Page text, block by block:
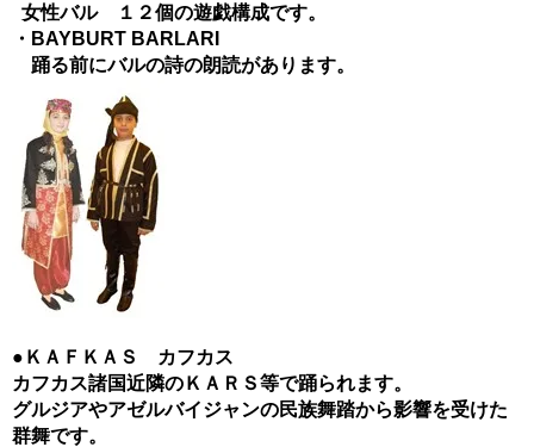
女性バル １２個の遊戯構成です。
・BAYBURT BARLARI
踊る前にバルの詩の朗読があります。
●ＫＡＦＫＡＳ カフカス
カフカス諸国近隣のＫＡＲＳ等で踊られます。
グルジアやアゼルバイジャンの民族舞踏から影響を受けた
群舞です。